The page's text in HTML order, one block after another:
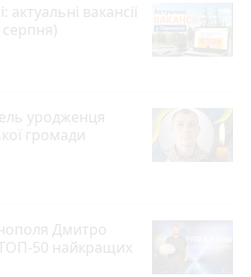
вакансії
уродженця
громади
Дмитро
50 найкращих